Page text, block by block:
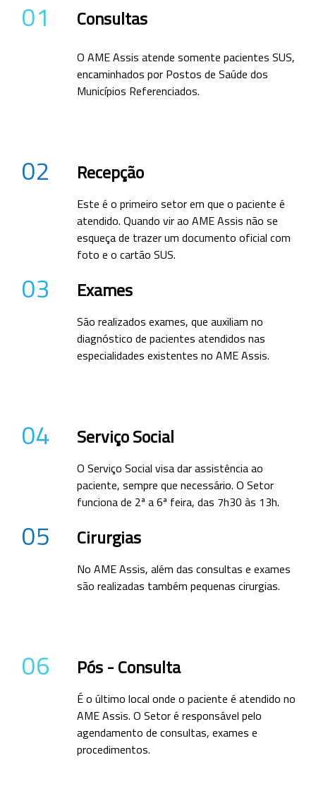
01 Consultas
O AME Assis atende somente pacientes SUS,
encaminhados por Postos de Saúde dos
Municípios Referenciados.
02 Recepção
Este é o primeiro setor em que o paciente é
atendido. Quando vir ao AME Assis não se
esqueça de trazer um documento oficial com
foto e o cartão SUS.
03 Exames
São realizados exames, que auxiliam no
diagnóstico de pacientes atendidos nas
especialidades existentes no AME Assis.
04 Serviço Social
O Serviço Social visa dar assistência ao
paciente, sempre que necessário. O Setor
funciona de 2ª a 6ª feira, das 7h30 às 13h.
05 Cirurgias
No AME Assis, além das consultas e exames
são realizadas também pequenas cirurgias.
06 Pós - Consulta
É o último local onde o paciente é atendido no
AME Assis. O Setor é responsável pelo
agendamento de consultas, exames e
procedimentos.